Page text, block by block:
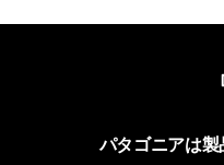
パタゴニアは製